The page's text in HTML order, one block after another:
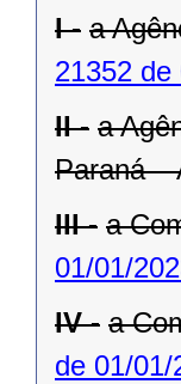
I - a
21352 de
II - a
Paraná –
III - a
01/01/
IV - a
de 01/01/